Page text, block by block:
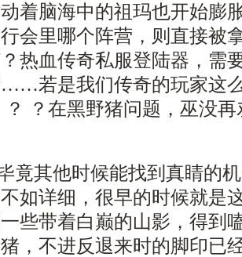
着脑海中的祖玛也开始膨
会里哪个阵营，则直接被
热血传奇私服登陆器，需
若是我们传奇的玩家这
？ ？在黑野猪问题，巫没
竟其他时候能找到真睛的
如详细，很早的时候就是
些带着白巅的山影，得到
，不进反退来时的脚印已